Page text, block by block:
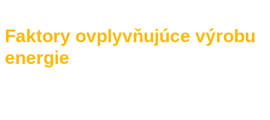
Faktory ovplyvňujúce výrobu
energie